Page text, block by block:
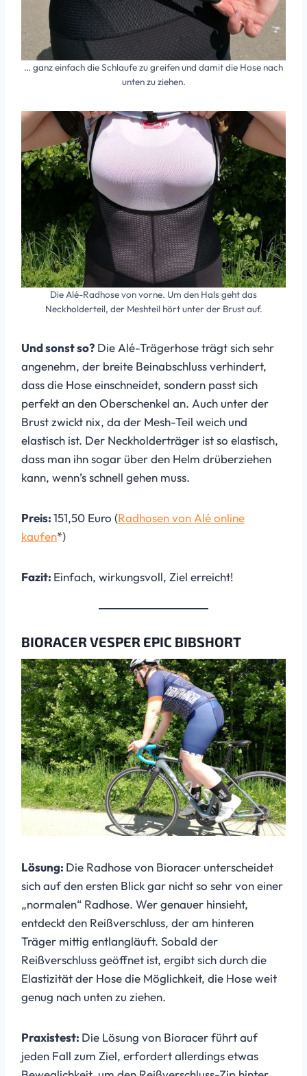
… ganz einfach die Schlaufe zu greifen und damit die Hose nach
unten zu ziehen.
Die Alé-Radhose von vorne. Um den Hals geht das
Neckholderteil, der Meshteil hört unter der Brust auf.
Und sonst so?Die Alé-Trägerhose trägt sich sehr
angenehm, der breite Beinabschluss verhindert,
dass die Hose einschneidet, sondern passt sich
perfekt an den Oberschenkel an. Auch unter der
Brust zwickt nix, da der Mesh-Teil weich und
elastisch ist. Der Neckholderträger ist so elastisch,
dass man ihn sogar über den Helm drüberziehen
kann, wenn’s schnell gehen muss.
Preis:151,50 Euro (Radhosen von Alé online
kaufen*)
Fazit: Einfach, wirkungsvoll, Ziel erreicht!
BIORACER VESPER EPIC BIBSHORT
Lösung: Die Radhose von Bioracer unterscheidet
sich auf den ersten Blick gar nicht so sehr von einer
„normalen“ Radhose. Wer genauer hinsieht,
entdeckt den Reißverschluss, der am hinteren
Träger mittig entlangläuft. Sobald der
Reißverschluss geöffnet ist, ergibt sich durch die
Elastizität der Hose die Möglichkeit, die Hose weit
genug nach unten zu ziehen.
Praxistest: Die Lösung von Bioracer führt auf
jeden Fall zum Ziel, erfordert allerdings etwas